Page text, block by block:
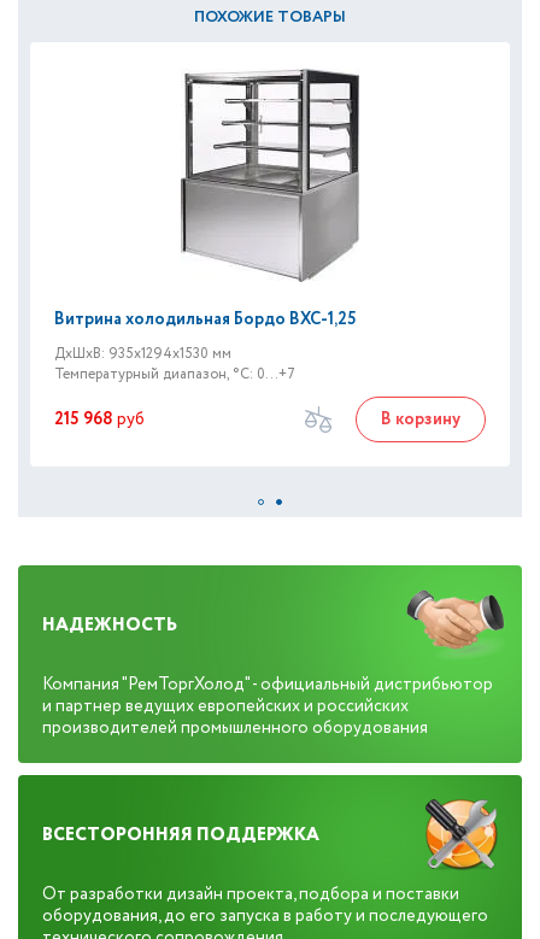
ПОХОЖИЕ ТОВАРЫ
Витрина холодильная Бордо ВХС-1,25
ДxШxВ: 935x1294x1530 мм
Температурный диапазон, °C: 0...+7
215 968 руб В корзину
НАДЕЖНОСТЬ
Компания "РемТоргХолод" - официальный дистрибьютор
и партнер ведущих европейских и российских
производителей промышленного оборудования
ВСЕСТОРОННЯЯ ПОДДЕРЖКА
От разработки дизайн проекта, подбора и поставки
оборудования, до его запуска в работу и последующего